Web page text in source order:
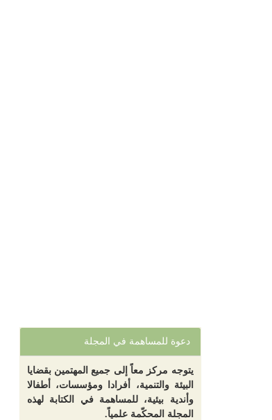
دعوة للمساهمة في المجلة
يتوجه مركز معاً إلى جميع المهتمين بقضايا
البيئة والتنمية، أفرادا ومؤسسات، أطفالا
وأندية بيئية، للمساهمة في الكتابة لهذه
المجلة المحكّمة علمياً.